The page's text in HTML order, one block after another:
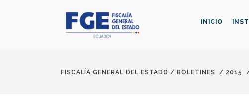
INICIO
FISCALÍA GENERAL DEL ESTADO / BOLETINES / 2015